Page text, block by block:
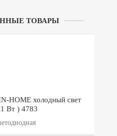
ТОВАРЫ
HOME холодный свет
Вт ) 4783